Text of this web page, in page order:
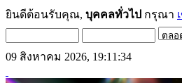
ยินดีต้อนรับคุณ, บุคคลทั่วไป กรุณา
09 สิงหาคม 2026, 19:11:34